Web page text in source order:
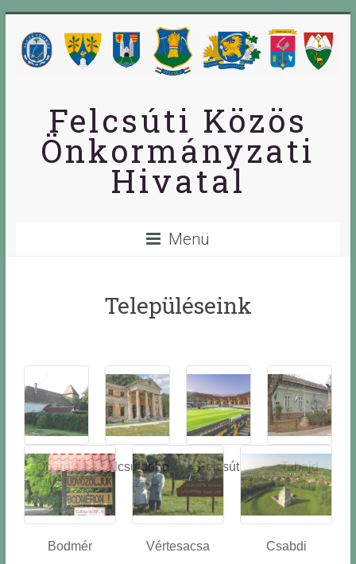
Felcsúti Közös
Önkormányzati
Hivatal
Menü
Településeink
Óbarok
Alcsútdobo
z
Felcsút Tabajd
Bodmér Vértesacsa Csabdi